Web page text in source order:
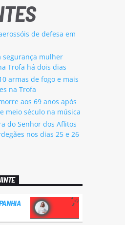
de defesa em
segurança mulher
Trofa há dois dias
armas de fogo e mais
na Trofa
aos 69 anos após
meio século na música
do Senhor dos Aflitos
nos dias 25 e 26